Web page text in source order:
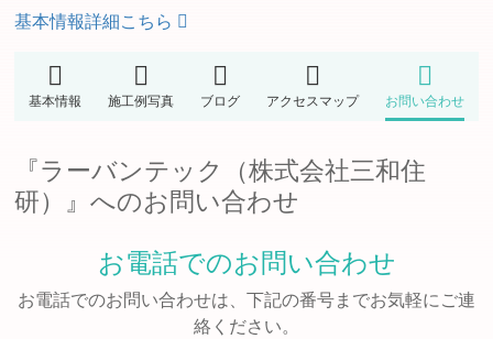
基本情報詳細こちら
基本情報 施工例写真 ブログ アクセスマップ お問い合わせ
『ラーバンテック（株式会社三和住
研）』へのお問い合わせ
お電話でのお問い合わせ
お電話でのお問い合わせは、下記の番号までお気軽にご連
絡ください。